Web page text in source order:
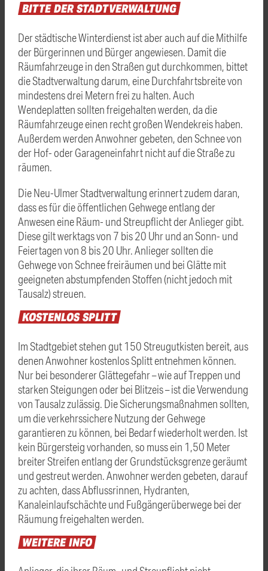
BITTEDERSTADTVERWALTUNG
Der städtische Winterdienst ist aber auch auf die Mithilfe
der Bürgerinnen und Bürger angewiesen. Damit die
Räumfahrzeuge in den Straßen gut durchkommen, bittet
die Stadtverwaltung darum, eine Durchfahrtsbreite von
mindestens drei Metern frei zu halten. Auch
Wendeplatten sollten freigehalten werden, da die
Räumfahrzeuge einen recht großen Wendekreis haben.
Außerdem werden Anwohner gebeten, den Schnee von
der Hof- oder Garageneinfahrt nicht auf die Straße zu
räumen.
Die Neu-Ulmer Stadtverwaltung erinnert zudem daran,
dass es für die öffentlichen Gehwege entlang der
Anwesen eine Räum- und Streupflicht der Anlieger gibt.
Diese gilt werktags von 7 bis 20 Uhr und an Sonn- und
Feiertagen von 8 bis 20 Uhr. Anlieger sollten die
Gehwege von Schnee freiräumen und bei Glätte mit
geeigneten abstumpfenden Stoffen (nicht jedoch mit
Tausalz) streuen.
KOSTENLOSSPLITT
Im Stadtgebiet stehen gut 150 Streugutkisten bereit, aus
denen Anwohner kostenlos Splitt entnehmen können.
Nur bei besonderer Glättegefahr – wie auf Treppen und
starken Steigungen oder bei Blitzeis – ist die Verwendung
von Tausalz zulässig. Die Sicherungsmaßnahmen sollten,
um die verkehrssichere Nutzung der Gehwege
garantieren zu können, bei Bedarf wiederholt werden. Ist
kein Bürgersteig vorhanden, so muss ein 1,50 Meter
breiter Streifen entlang der Grundstücksgrenze geräumt
und gestreut werden. Anwohner werden gebeten, darauf
zu achten, dass Abflussrinnen, Hydranten,
Kanaleinlaufschächte und Fußgängerüberwege bei der
Räumung freigehalten werden.
WEITEREINFO